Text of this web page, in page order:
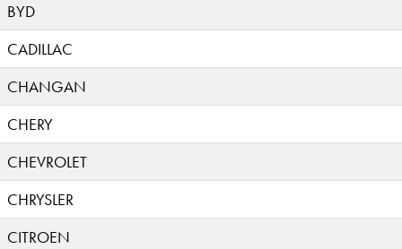
BYD
CADILLAC
CHANGAN
CHERY
CHEVROLET
CHRYSLER
CITROEN